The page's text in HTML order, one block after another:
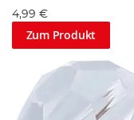
4,99 €
Zum Produkt